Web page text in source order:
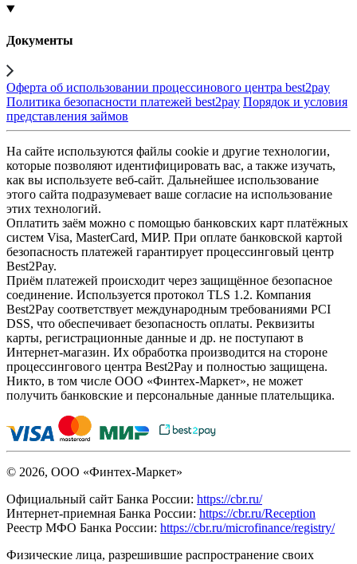
Документы
Оферта об использовании процессинового центра best2pay
Политика безопасности платежей best2pay Порядок и условия
представления займов
На сайте используются файлы cookie и другие технологии,
которые позволяют идентифицировать вас, а также изучать,
как вы используете веб-сайт. Дальнейшее использование
этого сайта подразумевает ваше согласие на использование
этих технологий.
Оплатить заём можно с помощью банковских карт платёжных
систем Visa, MasterCard, МИР. При оплате банковской картой
безопасность платежей гарантирует процессинговый центр
Best2Pay.
Приём платежей происходит через защищённое безопасное
соединение. Используется протокол TLS 1.2. Компания
Best2Pay соответствует международным требованиями PCI
DSS, что обеспечивает безопасность оплаты. Реквизиты
карты, регистрационные данные и др. не поступают в
Интернет-магазин. Их обработка производится на стороне
процессингового центра Best2Pay и полностью защищена.
Никто, в том числе ООО «Финтех-Маркет», не может
получить банковские и персональные данные плательщика.
© 2026, ООО «Финтех-Маркет»
Официальный сайт Банка России: https://cbr.ru/
Интернет-приемная Банка России: https://cbr.ru/Reception
Реестр МФО Банка России: https://cbr.ru/microfinance/registry/
Физические лица, разрешившие распространение своих